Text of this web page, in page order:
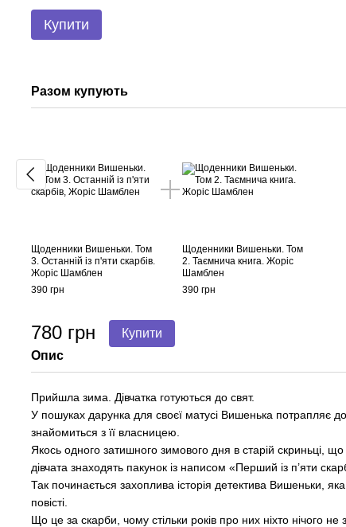
Купити
Разом купують
Щоденники Вишеньки. Том
3. Останній із п'яти скарбів.
Жоріс Шамблен
390 грн
Щоденники Вишеньки. Том
2. Таємнича книга. Жоріс
Шамблен
390 грн
780 грн Купити
Опис
Прийшла зима. Дівчатка готуються до свят.
У пошуках дарунка для своєї матусі Вишенька потрапляє до
знайомиться з її власницею.
Якось одного затишного зимового дня в старій скриньці, що
дівчата знаходять пакунок із написом «Перший із п’яти
Так починається захоплива історія детектива Вишеньки,
повісті.
Що це за скарби, чому стільки років про них ніхто нічого